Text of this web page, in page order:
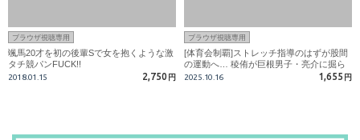
ブラウザ視聴専用
颯馬20才を初の後輩Sで女を抱くような激
タチ競パンFUCK!!
2018.01.15 2,750 円
ブラウザ視聴専用
[体育会制覇]ストレッチ指導のはずが股間
の運動へ… 稜侑が巨根男子・亮介に掘ら
れる!
2025.10.16 1,655 円